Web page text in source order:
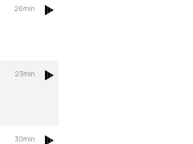
26min
23min
30min